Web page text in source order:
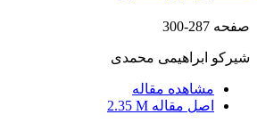
صفحه 287-300
شیرکو ابراهیمی محمدی
مشاهده مقاله
اصل مقاله 2.35 M